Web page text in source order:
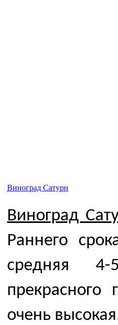
Виноград Сатурн
Виноград
Раннего
средняя 4-
прекрасного
очень